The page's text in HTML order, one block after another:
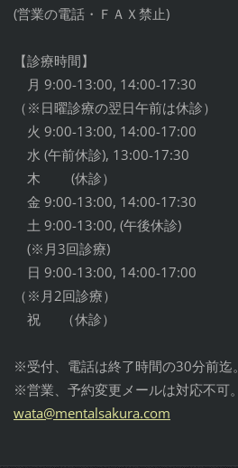
(営業の電話・ＦＡＸ禁止)
【診療時間】
月 9:00-13:00, 14:00-17:30
（※日曜診療の翌日午前は休診）
火 9:00-13:00, 14:00-17:00
水 (午前休診), 13:00-17:30
木 (休診）
金 9:00-13:00, 14:00-17:30
土 9:00-13:00, (午後休診)
(※月3回診療)
日 9:00-13:00, 14:00-17:00
（※月2回診療）
祝 （休診）
※受付、電話は終了時間の30分前迄。
※営業、予約変更メールは対応不可。
wata@mentalsakura.com